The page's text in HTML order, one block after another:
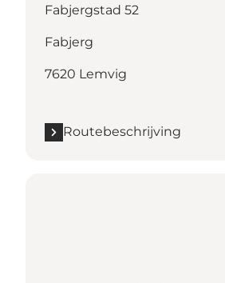
Fabjergstad 52
Fabjerg
7620 Lemvig
Routebeschrijving